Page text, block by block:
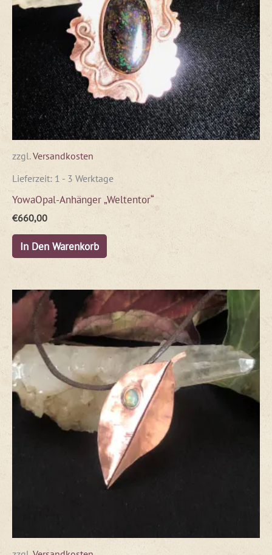
zzgl.Versandkosten
Lieferzeit: 1 - 3 Werktage
YowaOpal-Anhänger „Weltentor“
€660,00
In Den Warenkorb